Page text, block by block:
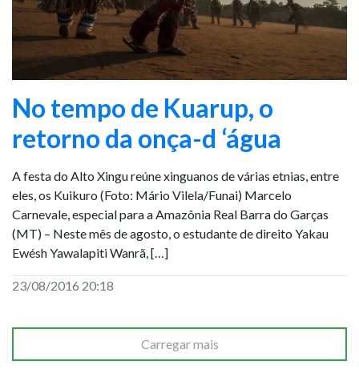
No tempo de Kuarup, o
retorno da onça-d ‘água
A festa do Alto Xingu reúne xinguanos de várias etnias, entre
eles, os Kuikuro (Foto: Mário Vilela/Funai) Marcelo
Carnevale, especial para a Amazônia Real Barra do Garças
(MT) – Neste mês de agosto, o estudante de direito Yakau
Ewésh Yawalapiti Wanrã, […]
23/08/2016 20:18
Carregar mais